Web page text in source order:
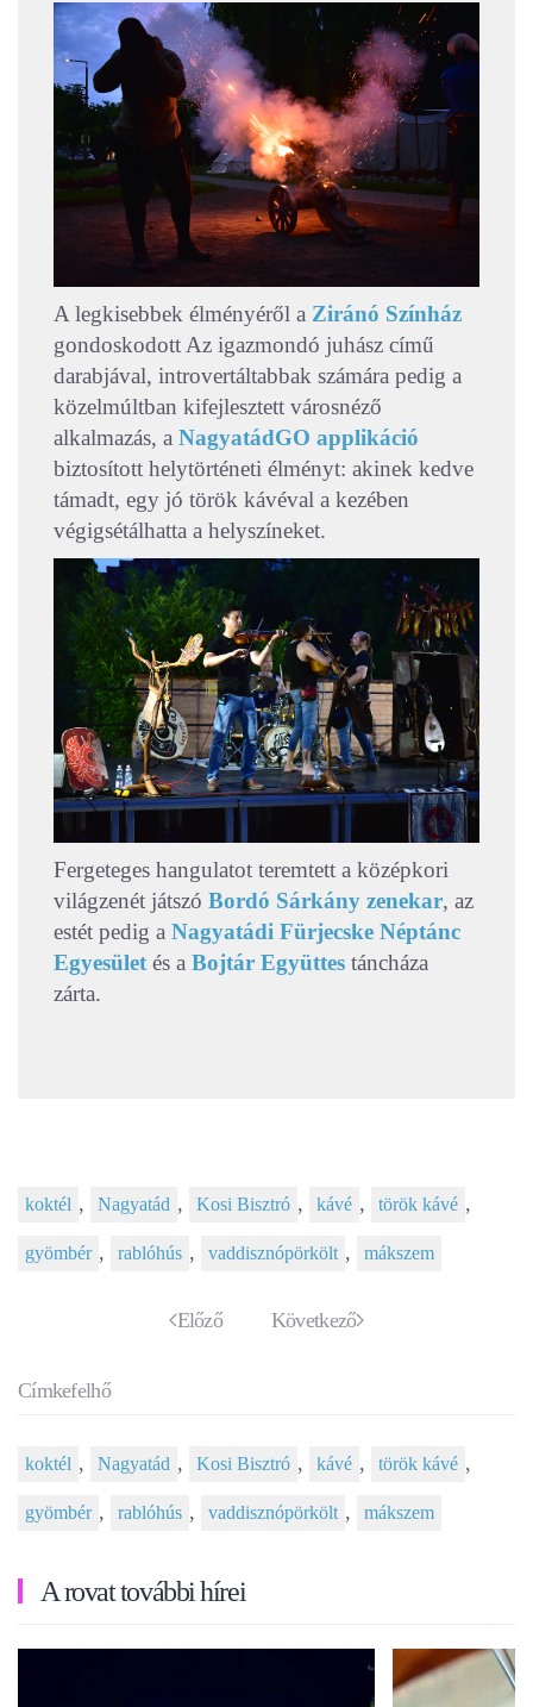
A legkisebbek élményéről a Ziránó Színház
gondoskodott Az igazmondó juhász című
darabjával, introvertáltabbak számára pedig a
közelmúltban kifejlesztett városnéző
alkalmazás, a NagyatádGO applikáció
biztosított helytörténeti élményt: akinek kedve
támadt, egy jó török kávéval a kezében
végigsétálhatta a helyszíneket.
Fergeteges hangulatot teremtett a középkori
világzenét játszó Bordó Sárkány zenekar, az
estét pedig a Nagyatádi Fürjecske Néptánc
Egyesület és a Bojtár Együttes táncháza
zárta.
koktél , Nagyatád , Kosi Bisztró , kávé , török kávé ,
gyömbér , rablóhús , vaddisznópörkölt , mákszem
Előző Következő
Címkefelhő
koktél , Nagyatád , Kosi Bisztró , kávé , török kávé ,
gyömbér , rablóhús , vaddisznópörkölt , mákszem
A rovat további hírei